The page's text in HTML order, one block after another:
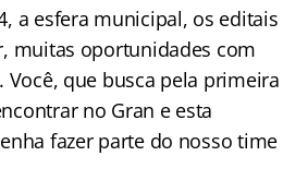
a esfera municipal, os editais
muitas oportunidades com
que busca pela primeira
no Gran e esta
fazer parte do nosso time